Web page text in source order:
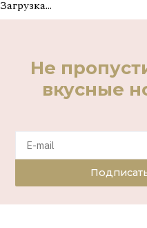
Загрузка...
Не
вкусные